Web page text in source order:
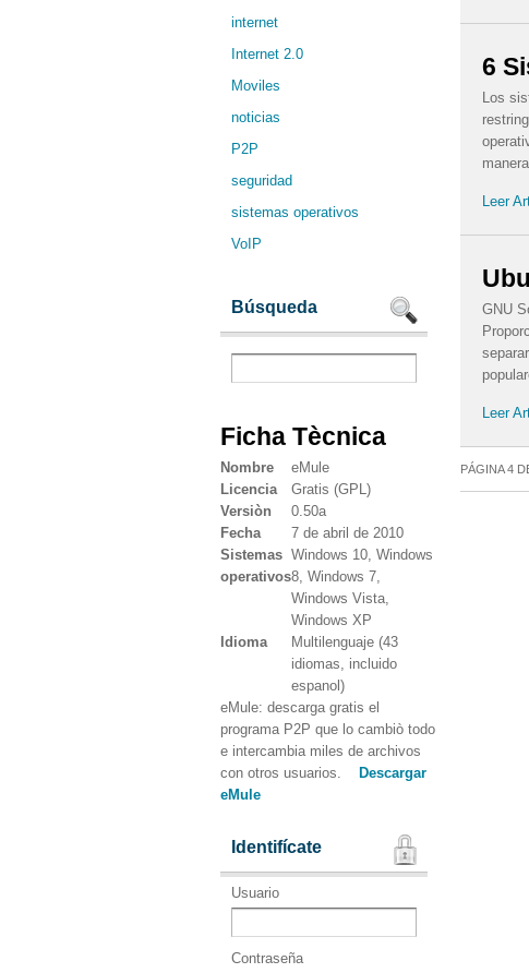
internet
Internet 2.0
Moviles
noticias
P2P
seguridad
sistemas operativos
VoIP
Búsqueda
Ficha Tècnica
Nombre
eMule
Licencia
Gratis (GPL)
Versiòn
0.50a
Fecha
7 de abril de 2010
Sistemas
operativos
Windows 10, Windows
8, Windows 7,
Windows Vista,
Windows XP
Idioma
Multilenguaje (43
idiomas, incluido
espanol)
eMule: descarga gratis el
programa P2P que lo cambiò todo
e intercambia miles de archivos
con otros usuarios.
Descargar
eMule
Identifícate
Usuario
Contraseña
6
Los
Leer
GNU
Leer
PÁGINA 4